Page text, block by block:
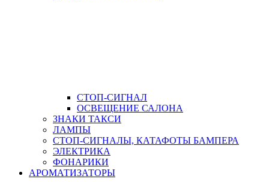
СТОП-СИГНАЛ
ОСВЕЩЕНИЕ САЛОНА
ЗНАКИ ТАКСИ
ЛАМПЫ
СТОП-СИГНАЛЫ, КАТАФОТЫ БАМПЕРА
ЭЛЕКТРИКА
ФОНАРИКИ
АРОМАТИЗАТОРЫ